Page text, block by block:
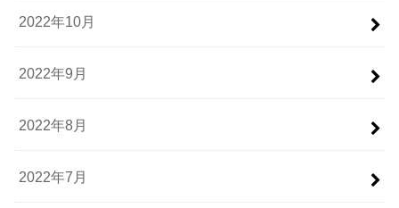
2022年10月
2022年9月
2022年8月
2022年7月